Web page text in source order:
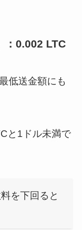
：0.002 LTC
低送金額にも
と1ドル未満で
を下回ると